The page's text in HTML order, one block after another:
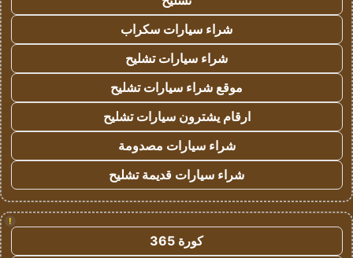
شراء سيارات سكراب
شراء سيارات تشليح
موقع شراء سيارات تشليح
ارقام يشترون سيارات تشليح
شراء سيارات مصدومة
شراء سيارات قديمة تشليح
!
كورة 365